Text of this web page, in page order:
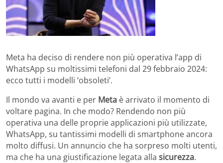
Meta ha deciso di rendere non più operativa l’app di
WhatsApp su moltissimi telefoni dal 29 febbraio 2024:
ecco tutti i modelli ‘obsoleti’.
Il mondo va avanti e per Meta è arrivato il momento di
voltare pagina. In che modo? Rendendo non più
operativa una delle proprie applicazioni più utilizzate,
WhatsApp, su tantissimi modelli di smartphone ancora
molto diffusi. Un annuncio che ha sorpreso molti utenti,
ma che ha una giustificazione legata alla sicurezza.